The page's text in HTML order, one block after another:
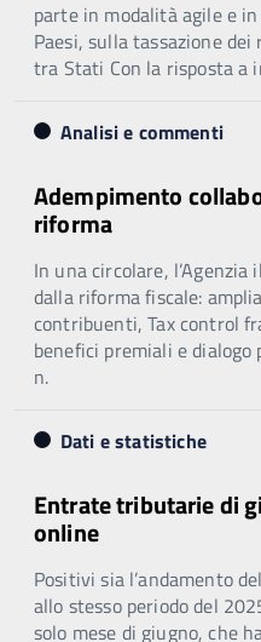
parte in modalità agile e
Paesi, sulla tassazione
tra Stati Con la risposta a
Analisi e commenti
Adempimento
riforma
In una circolare,
dalla riforma fiscale:
contribuenti, Tax control
benefici premiali e
n.
Dati e statistiche
Entrate tributarie di
online
Positivi sia l’andamento
allo stesso periodo del
solo mese di giugno, che